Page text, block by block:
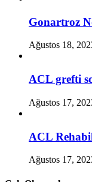
Gonartroz
Ağustos 18,
ACL grefti
Ağustos 17,
ACL
Ağustos 17,